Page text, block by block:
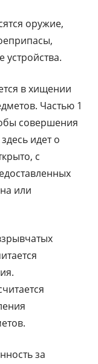
оружие,
в хищении
Частью 1
совершения
идет о
с
или
за